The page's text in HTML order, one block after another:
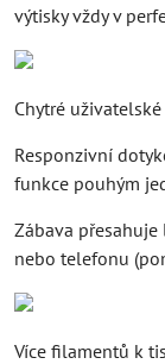
výtisky vždy v
Chytré
Responzivní
funkce pouhým
Zábava
nebo telefonu
Více filamentů k